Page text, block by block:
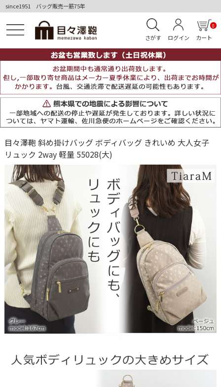
since1951 バッグ販売一筋75年
さがす ログイン カート
0
目々澤鞄 斜め掛けバッグ ボディバッグ きれいめ 大人女子
リュック 2way 軽量 55028(大)